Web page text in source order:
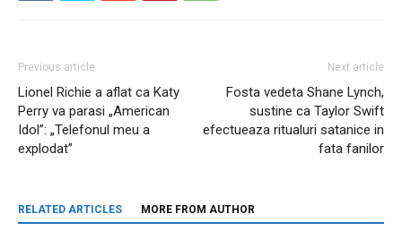
Previous article
Lionel Richie a aflat ca Katy
Perry va parasi „American
Idol”: „Telefonul meu a
explodat”
Next article
Fosta vedeta Shane Lynch,
sustine ca Taylor Swift
efectueaza ritualuri satanice in
fata fanilor
RELATED ARTICLES MORE FROM AUTHOR